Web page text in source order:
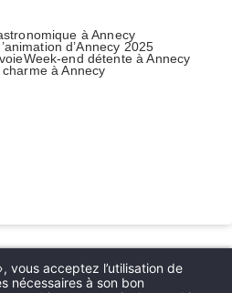
à Annecy
d’Annecy 2025
Week-end détente à Annecy
charme à Annecy
vous acceptez l’utilisation de
nécessaires à son bon